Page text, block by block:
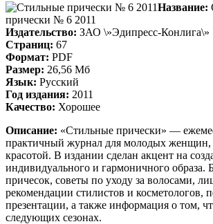
Название:
прически № 6 2011
Издательство: ЗАО \»Эдипресс-Конлига\»
Страниц: 67
Формат: PDF
Размер: 26,56 Мб
Язык: Русский
Год издания: 2011
Качество: Хорошее
Описание: «Стильные прически» —
практичный журнал для молодых женщин,
красотой. В издании сделан акцент на
индивидуального и гармоничного образа.
причесок, советы по уходу за волосами,
рекомендации стилистов и косметологов,
презентации, а также информация о том,
следующих сезонах.